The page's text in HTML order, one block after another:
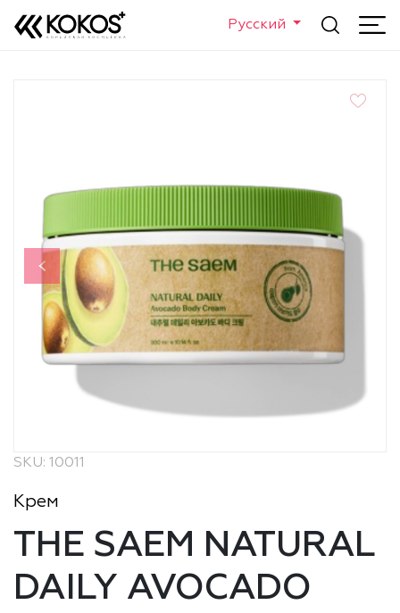
Русский
SKU: 10011
Крем
THE SAEM NATURAL
DAILY AVOCADO